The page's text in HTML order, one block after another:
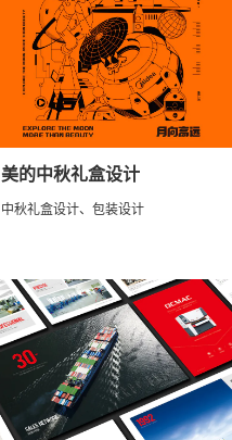
美的中秋礼盒设计
中秋礼盒设计、包装设计